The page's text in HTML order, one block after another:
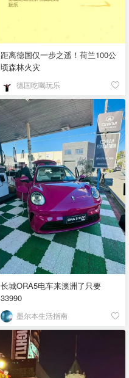
距离德国仅一步之遥！荷兰100公
顷森林火灾
德国吃喝玩乐
长城ORA5电车来澳洲了只要
33990
墨尔本生活指南